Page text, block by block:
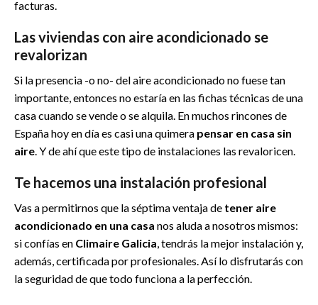
facturas.
Las viviendas con aire acondicionado se
revalorizan
Si la presencia -o no- del aire acondicionado no fuese tan
importante, entonces no estaría en las fichas técnicas de una
casa cuando se vende o se alquila. En muchos rincones de
España hoy en día es casi una quimera pensar en casa sin
aire . Y de ahí que este tipo de instalaciones las revaloricen.
Te hacemos una instalación profesional
Vas a permitirnos que la séptima ventaja de tener aire
acondicionado en una casa nos aluda a nosotros mismos:
si confías en Climaire Galicia, tendrás la mejor instalación y,
además, certificada por profesionales. Así lo disfrutarás con
la seguridad de que todo funciona a la perfección.